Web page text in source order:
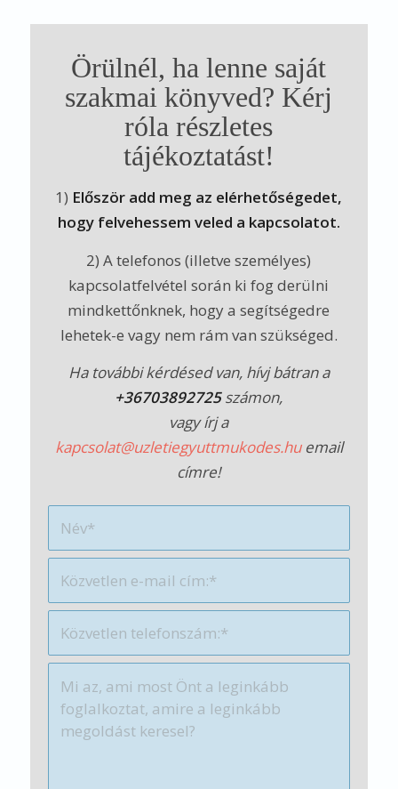
Örülnél, ha lenne saját
szakmai könyved? Kérj
róla részletes
tájékoztatást!
1) Először add meg az elérhetőségedet,
hogy felvehessem veled a kapcsolatot.
2) A telefonos (illetve személyes)
kapcsolatfelvétel során ki fog derülni
mindkettőnknek, hogy a segítségedre
lehetek-e vagy nem rám van szükséged.
Ha további kérdésed van, hívj bátran a
+36703892725számon,
vagy írj a
kapcsolat@uzletiegyuttmukodes.huemail
címre!